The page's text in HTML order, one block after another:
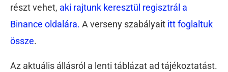
részt vehet, aki rajtunk keresztül regisztrál a
Binance oldalára. A verseny szabályait itt foglaltuk
össze.
Az aktuális állásról a lenti táblázat ad tájékoztatást.